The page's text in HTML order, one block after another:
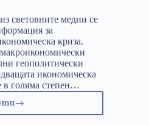
световните медии се
за
криза.
геополитически
икономическа
в голяма степен…